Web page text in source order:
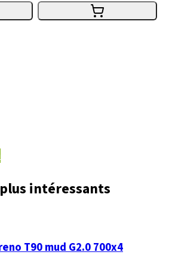
intéressants
T90 mud G2.0 700x4